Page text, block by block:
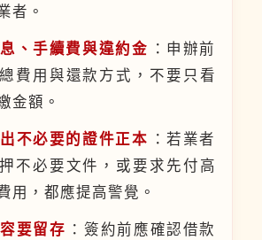
者。
、手續費與違約金 ：申辦前
費用與還款方式，不要只看
金額。
不必要的證件正本 ：若業者
不必要文件，或要求先付高
用，都應提高警覺。
要留存 ：簽約前應確認借款